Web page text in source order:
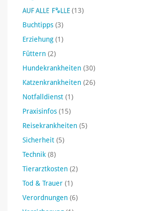
(13)
Buchtipps (3)
Erziehung (1)
Füttern (2)
Hundekrankheiten (30)
Katzenkrankheiten (26)
Notfalldienst (1)
Praxisinfos (15)
Reisekrankheiten (5)
Sicherheit (5)
Technik (8)
Tierarztkosten (2)
Tod & Trauer (1)
Verordnungen (6)